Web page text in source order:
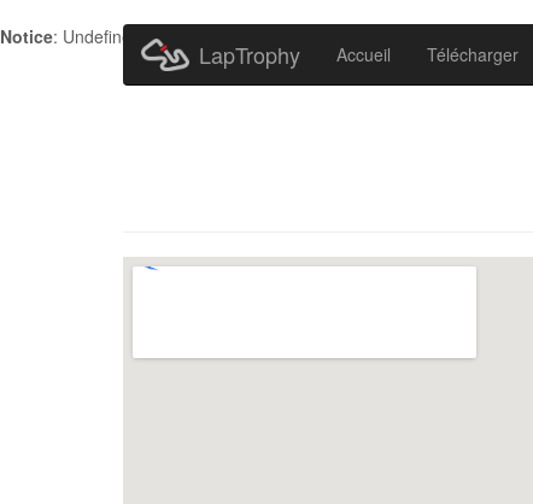
Notice: Undefined index: HTTP_ACCEPT_LANGUAGE in
LapTrophy Accueil Télécharger